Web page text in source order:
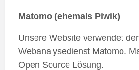
Matomo (ehemals Piwik)
Unsere Website verwendet
Webanalysedienst Matomo.
Open Source Lösung.